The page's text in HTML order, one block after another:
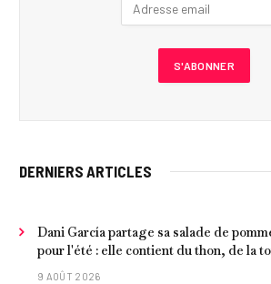
DERNIERS ARTICLES
Dani García partage sa salade de
pour l'été : elle contient du thon, de la
concombre et de l'œuf
9 AOÛT 2026